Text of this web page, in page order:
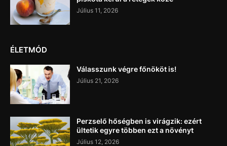
Július 11, 2026
ÉLETMÓD
Válasszunk végre főnököt is!
Július 21, 2026
Perzselő hőségben is virágzik: ezért
ültetik egyre többen ezt a növényt
Július 12, 2026